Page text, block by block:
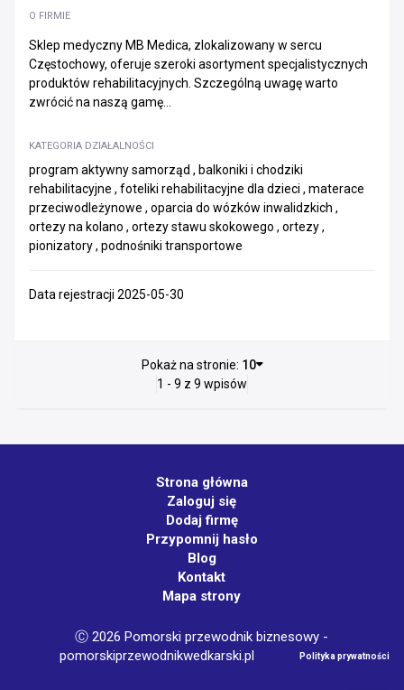
O FIRMIE
Sklep medyczny MB Medica, zlokalizowany w sercu
Częstochowy, oferuje szeroki asortyment specjalistycznych
produktów rehabilitacyjnych. Szczególną uwagę warto
zwrócić na naszą gamę...
KATEGORIA DZIAŁALNOŚCI
program aktywny samorząd , balkoniki i chodziki
rehabilitacyjne , foteliki rehabilitacyjne dla dzieci , materace
przeciwodleżynowe , oparcia do wózków inwalidzkich ,
ortezy na kolano , ortezy stawu skokowego , ortezy ,
pionizatory , podnośniki transportowe
Data rejestracji 2025-05-30
Pokaż na stronie: 10
1 - 9 z 9 wpisów
Strona główna
Zaloguj się
Dodaj firmę
Przypomnij hasło
Blog
Kontakt
Mapa strony
Ⓒ 2026 Pomorski przewodnik biznesowy -
pomorskiprzewodnikwedkarski.pl
Polityka prywatności